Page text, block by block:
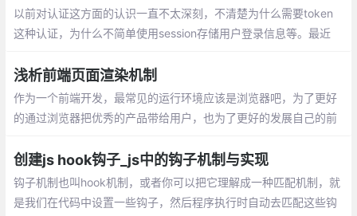
以前对认证这方面的认识一直不太深刻，不
清楚为什么需要token这种认证，为什么不
读了几篇大牛的博客才对认证机制方面有了
进一步了解。
浅析前端页面渲染机制
作为一个前端开发，最常见的运行环境应该是浏览器吧，为了更好
的通过浏览器把优秀的产品带给用户，也为了更好的发展自己的前
面这期间浏览器是如何进行工作的
创建js hook钩子_js中的钩子机制与实现
钩子机制也叫hook机制，或者你可以把它理解成一种匹配机制，就
是我们在代码中设置一些钩子，然后程序执行时自动去匹配这些钩